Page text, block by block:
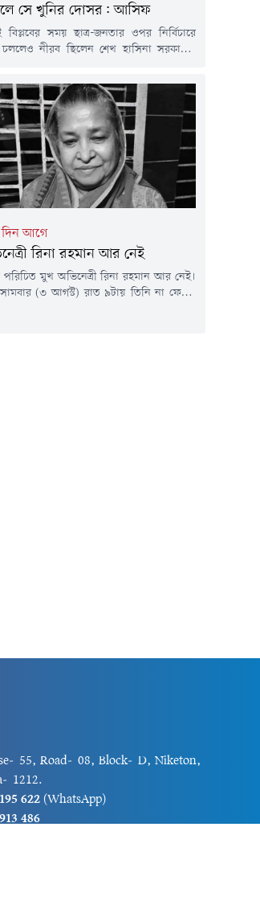
সে খুনির দোসর: আসিফ
বিপ্লবের সময় ছাত্র-জনতার ওপর নির্বিচারে
নীরব ছিলেন শেখ হাসিনা সরকারের
এতে তার প্রতি ক্ষুব্ধ অনেকে। ফ্যসিস্টের
আখ্যা দিয়ে তাকে জাতীয় দলের বাইরে রাখা
সরকারের সময়।জুলাই বিপ্লবের
জনতার ওপর সহিংসতার ঘটনায় নীরব
অভিযোগে শেখ...
আগে
রিনা রহমান আর নেই
পরিচিত মুখ অভিনেত্রী রিনা রহমান আর নেই।
(৩ আগস্ট) রাত ৯টায় তিনি না ফেরার
55, Road-08, Block-D, Niketon,
1212.
622 (WhatsApp)
486